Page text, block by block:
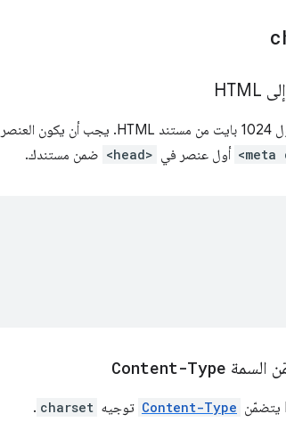
إلى HTML
<meta أول عنصر في <head> ضمن مستندك.
Content-Type
Content-Type توجيه charset
.